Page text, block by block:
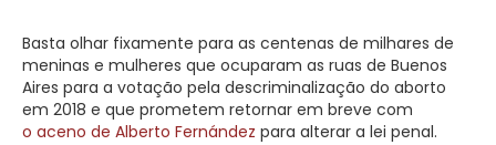
Basta olhar fixamente para as centenas de milhares de
meninas e mulheres que ocuparam as ruas de Buenos
Aires para a votação pela descriminalização do aborto
em 2018 e que prometem retornar em breve com
o aceno de Alberto Fernández para alterar a lei penal.